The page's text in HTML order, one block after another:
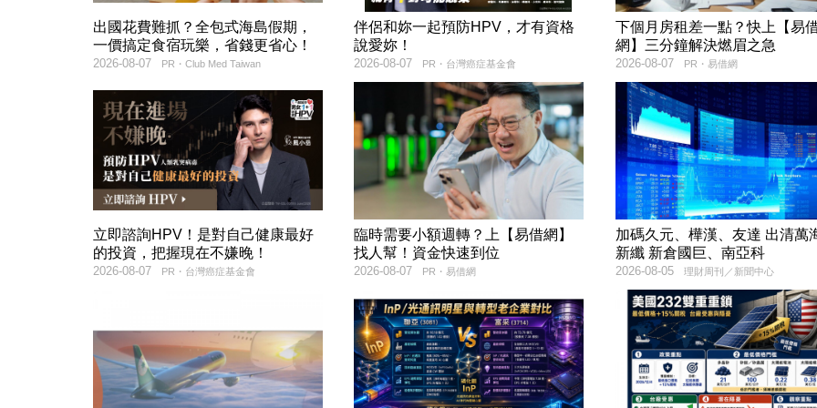
出國花費難抓？全包式海島假期，
一價搞定食宿玩樂，省錢更省心！
PR・Club Med Taiwan
2026-08-07
伴侶和妳一起預防HPV，才有資格
說愛妳！
PR・台灣癌症基金會
2026-08-07
下個月房租差一點？快上【易
網】三分鐘解決燃眉之急
PR・易借網
2026-08-07
立即諮詢HPV！是對自己健康最好
的投資，把握現在不嫌晚！
PR・台灣癌症基金會
2026-08-07
臨時需要小額週轉？上【易借網】
找人幫！資金快速到位
PR・易借網
2026-08-07
加碼久元、樺漢、友達 出清萬
新纖 新倉國巨、南亞科
理財周刊／新聞中心
2026-08-05